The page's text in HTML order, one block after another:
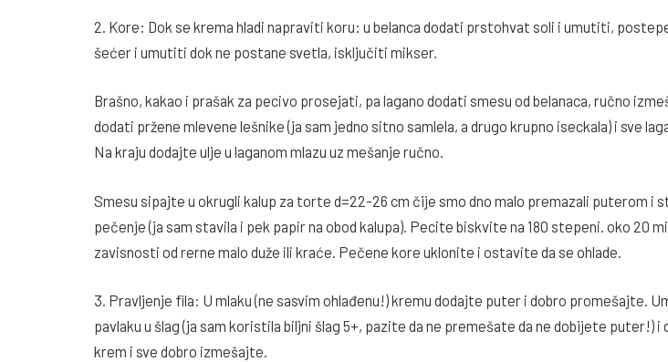
2. Kore: Dok se krema hladi napraviti koru: u belanca dodati prstohvat soli i umutiti,
šećer i umutiti dok ne postane svetla, isključiti mikser.
Brašno, kakao i prašak za pecivo prosejati, pa lagano dodati smesu od belanaca, ručno
dodati pržene mlevene lešnike (ja sam jedno sitno samlela, a drugo krupno iseckala) i sve
Na kraju dodajte ulje u laganom mlazu uz mešanje ručno.
Smesu sipajte u okrugli kalup za torte d=22-26 cm čije smo dno malo premazali puterom i
pečenje (ja sam stavila i pek papir na obod kalupa). Pecite biskvite na 180 stepeni. oko 20
zavisnosti od rerne malo duže ili kraće. Pečene kore uklonite i ostavite da se ohlade.
3. Pravljenje fila: U mlaku (ne sasvim ohlađenu!) kremu dodajte puter i dobro promešajte.
pavlaku u šlag (ja sam koristila biljni šlag 5+, pazite da ne premešate da ne dobijete puter!) i
krem i sve dobro izmešajte.